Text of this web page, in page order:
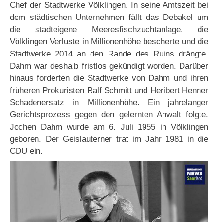
Chef der Stadtwerke Völklingen. In seine Amtszeit bei
dem städtischen Unternehmen fällt das Debakel um
die stadteigene Meeresfischzuchtanlage, die
Völklingen Verluste in Millionenhöhe bescherte und die
Stadtwerke 2014 an den Rande des Ruins drängte.
Dahm war deshalb fristlos gekündigt worden. Darüber
hinaus forderten die Stadtwerke von Dahm und ihren
früheren Prokuristen Ralf Schmitt und Heribert Henner
Schadenersatz in Millionenhöhe. Ein jahrelanger
Gerichtsprozess gegen den gelernten Anwalt folgte.
Jochen Dahm wurde am 6. Juli 1955 in Völklingen
geboren. Der Geislauterner trat im Jahr 1981 in die
CDU ein.